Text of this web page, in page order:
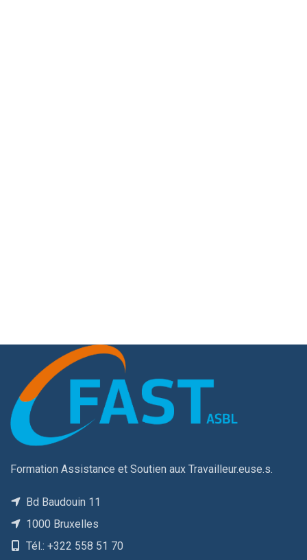
Formation Assistance et Soutien aux Travailleur.euse.s.
Bd Baudouin 11
1000 Bruxelles
Tél.: +322 558 51 70